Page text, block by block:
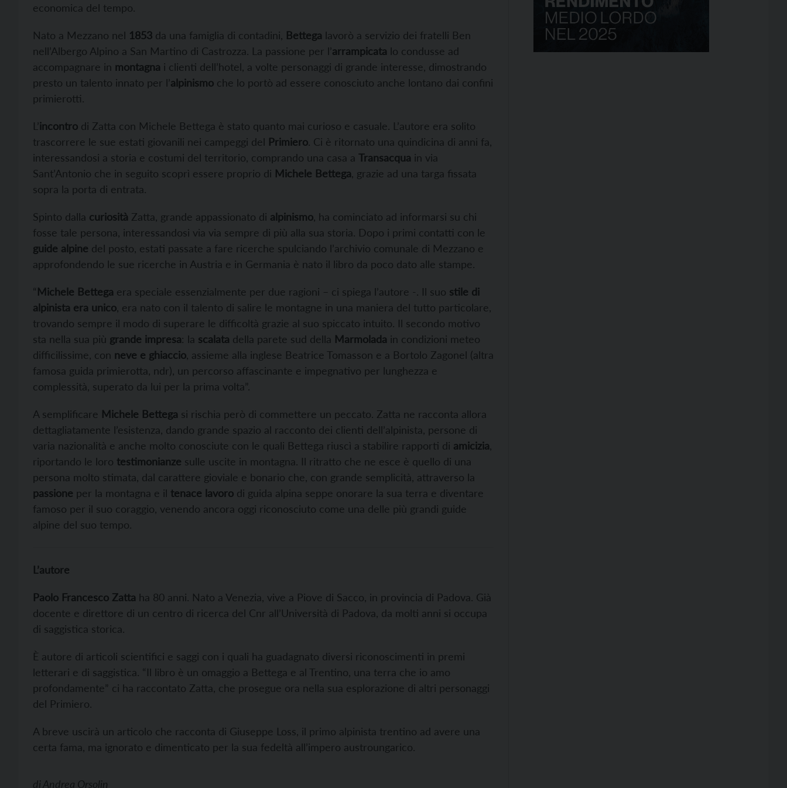
economica del tempo.
Nato a Mezzano nel 1853 da una famiglia di contadini, Bettega lavorò a servizio dei fratelli Ben
nell’Albergo Alpino a San Martino di Castrozza. La passione per l’arrampicata lo condusse ad
accompagnare in montagna i clienti dell’hotel, a volte personaggi di grande interesse, dimostrando
presto un talento innato per l’alpinismo che lo portò ad essere conosciuto anche lontano dai confini
primierotti.
L’incontro di Zatta con Michele Bettega è stato quanto mai curioso e casuale. L’autore era solito
trascorrere le sue estati giovanili nei campeggi del Primiero. Ci è ritornato una quindicina di anni fa,
interessandosi a storia e costumi del territorio, comprando una casa a Transacqua in via
Sant’Antonio che in seguito scoprì essere proprio di Michele Bettega , grazie ad una targa fissata
sopra la porta di entrata.
Spinto dalla curiosità Zatta, grande appassionato di alpinismo , ha cominciato ad informarsi su chi
fosse tale persona, interessandosi via via sempre di più alla sua storia. Dopo i primi contatti con le
guide alpine del posto, estati passate a fare ricerche spulciando l’archivio comunale di Mezzano e
approfondendo le sue ricerche in Austria e in Germania è nato il libro da poco dato alle stampe.
“Michele Bettega era speciale essenzialmente per due ragioni – ci spiega l’autore -. Il suo stile di
alpinista era unico , era nato con il talento di salire le montagne in una maniera del tutto particolare,
trovando sempre il modo di superare le difficoltà grazie al suo spiccato intuito. Il secondo motivo
sta nella sua più grande impresa: la scalata della parete sud della Marmolada in condizioni meteo
difficilissime, con neve e ghiaccio , assieme alla inglese Beatrice Tomasson e a Bortolo Zagonel (altra
famosa guida primierotta, ndr), un percorso affascinante e impegnativo per lunghezza e
complessità, superato da lui per la prima volta”.
A semplificare Michele Bettega si rischia però di commettere un peccato. Zatta ne racconta allora
dettagliatamente l’esistenza, dando grande spazio al racconto dei clienti dell’alpinista, persone di
varia nazionalità e anche molto conosciute con le quali Bettega riuscì a stabilire rapporti di amicizia
riportando le loro testimonianze sulle uscite in montagna. Il ritratto che ne esce è quello di una
persona molto stimata, dal carattere gioviale e bonario che, con grande semplicità, attraverso la
passione per la montagna e il tenace lavoro di guida alpina seppe onorare la sua terra e diventare
famoso per il suo coraggio, venendo ancora oggi riconosciuto come una delle più grandi guide
alpine del suo tempo.
L’autore
Paolo Francesco Zatta ha 80 anni. Nato a Venezia, vive a Piove di Sacco, in provincia di Padova. Già
docente e direttore di un centro di ricerca del Cnr all’Università di Padova, da molti anni si occupa
di saggistica storica.
È autore di articoli scientifici e saggi con i quali ha guadagnato diversi riconoscimenti in premi
letterari e di saggistica. “Il libro è un omaggio a Bettega e al Trentino, una terra che io amo
profondamente” ci ha raccontato Zatta, che prosegue ora nella sua esplorazione di altri personaggi
del Primiero.
A breve uscirà un articolo che racconta di Giuseppe Loss, il primo alpinista trentino ad avere una
certa fama, ma ignorato e dimenticato per la sua fedeltà all’impero austroungarico.
diAndrea Orsolin